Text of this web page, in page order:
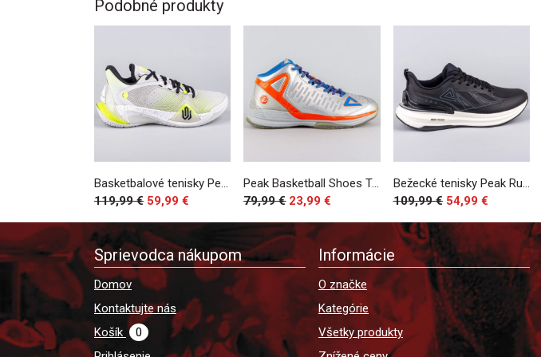
Podobné produkty
Basketbalové tenisky Peak Basketball Match Shoes Wiggins AW-Talent 2 Lt.Grey/Fluorescent Green
119,99 € 59,99 €
Peak Basketball Shoes Tony Parker TP-9 II All-Star PE Silver/Orange
79,99 € 23,99 €
Bežecké tenisky Peak Running Shoes Taichi 6.0 Pro-Water Shield Black/White
109,99 € 54,99 €
Sprievodca nákupom
Domov
Kontaktujte nás
Košík
0
Informácie
O značke
Kategórie
Všetky produkty